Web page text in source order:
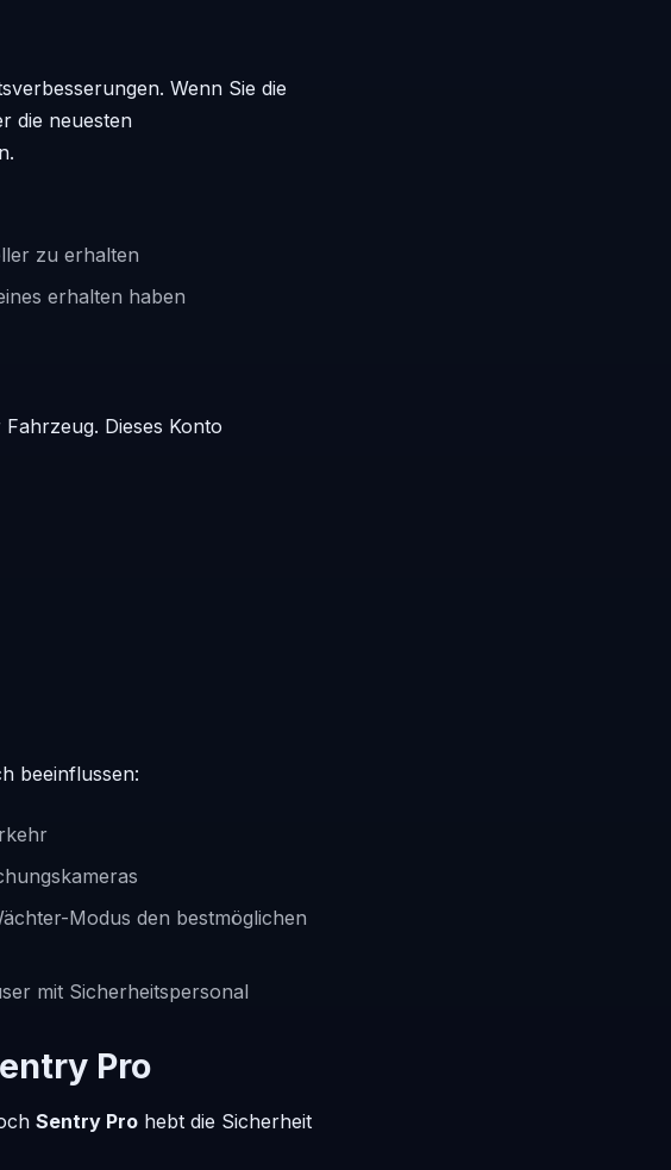
Wenn Sie die
die neuesten
zu erhalten
erhalten haben
Dieses Konto
beeinflussen:
Modus den bestmöglichen
mit Sicherheitspersonal
Pro
Sentry Pro hebt die Sicherheit